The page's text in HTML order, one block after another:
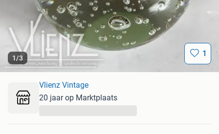
1/3 1
Vlienz Vintage
20 jaar op Marktplaats